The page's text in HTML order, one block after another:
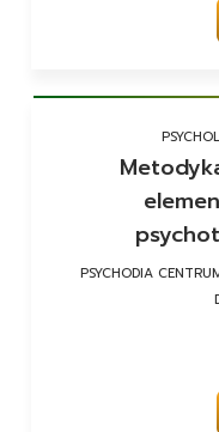
PSYCHODIA